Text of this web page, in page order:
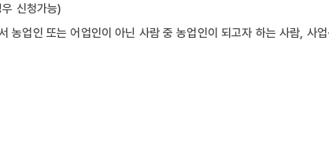
신청가능)
농업인 또는 어업인이 아닌 사람 중 농업인이 되고자 하는 사람, 사